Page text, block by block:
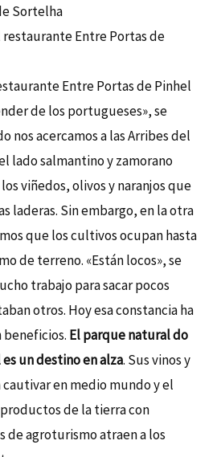
Sortelha
Entre Portas de Pinhel
de los portugueses», se
nos acercamos a las Arribes del
lado salmantino y zamorano
viñedos, olivos y naranjos que
laderas. Sin embargo, en la otra
que los cultivos ocupan hasta
de terreno. «Están locos», se
trabajo para sacar pocos
otros. Hoy esa constancia ha
El parque natural do
un destino en alza. Sus vinos y
en medio mundo y el
de la tierra con
de agroturismo atraen a los